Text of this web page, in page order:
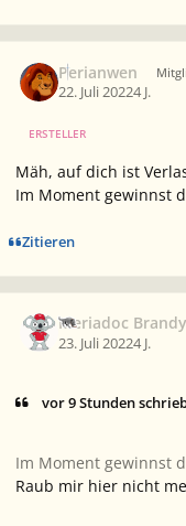
Perianwen
22. Juli 20224 J.
ERSTELLER
Mäh, auf dich ist
Im Moment gewinnst
Zitieren
Meriadoc
23. Juli 20224 J.
vor 9 Stunden
Im Moment gewinnst
Raub mir hier nicht